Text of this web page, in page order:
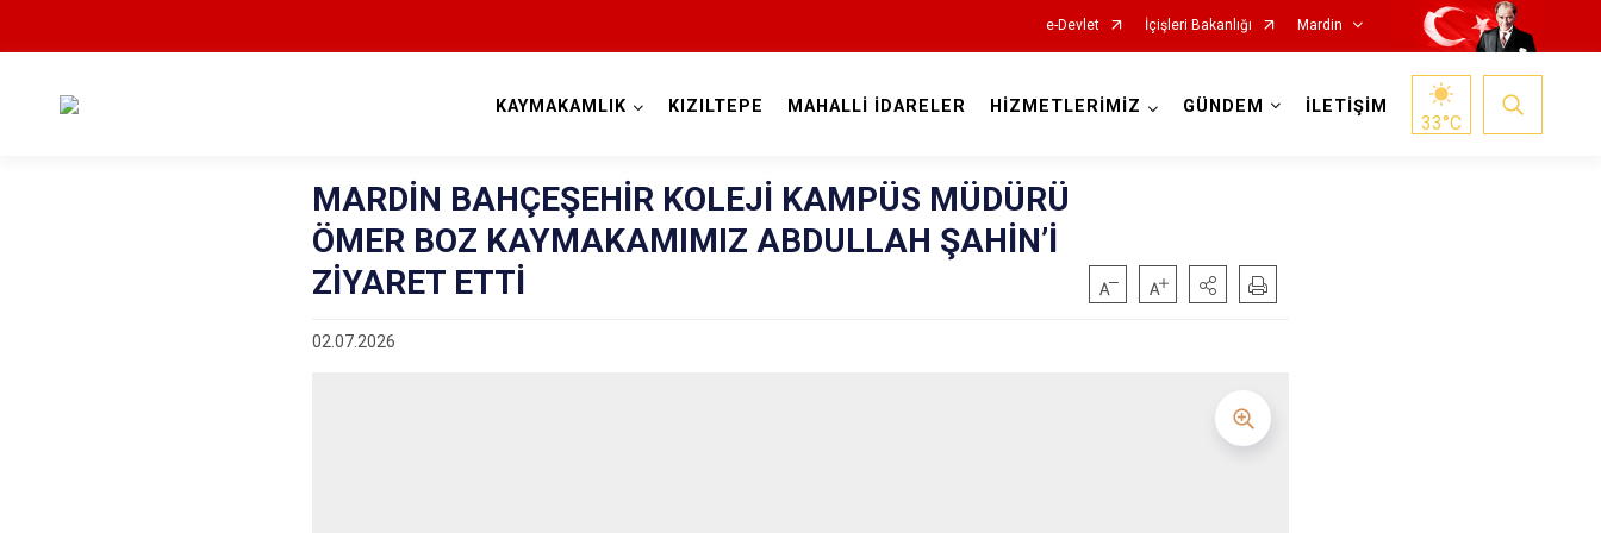
e-Devlet İçişleri Bakanlığı Mardin
Nusaybin
KAYMAKAMLIK KIZILTEPE MAHALLİ İDARELER HİZMETLERİMİZ GÜNDEM İLETİŞİM
33°C
MARDİN BAHÇEŞEHİR KOLEJİ KAMPÜS MÜDÜRÜ
ÖMER BOZ KAYMAKAMIMIZ ABDULLAH ŞAHİN’İ
ZİYARET ETTİ
02.07.2026